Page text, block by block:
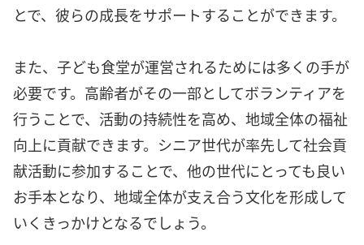
とで、彼らの成長をサポートすることができます。
また、子ども食堂が運営されるためには多くの手が
必要です。高齢者がその一部としてボランティアを
行うことで、活動の持続性を高め、地域全体の福祉
向上に貢献できます。シニア世代が率先して社会貢
献活動に参加することで、他の世代にとっても良い
お手本となり、地域全体が支え合う文化を形成して
いくきっかけとなるでしょう。